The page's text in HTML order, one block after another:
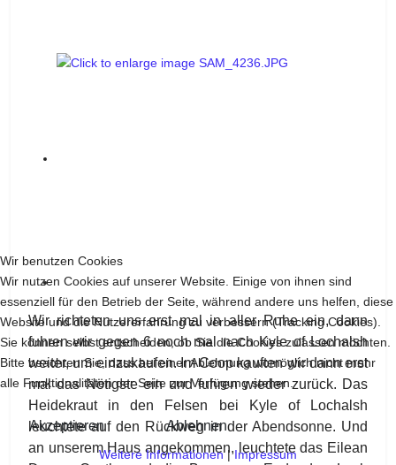
Wir richteten uns erst mal in aller Ruhe ein, dann
fuhren wir gegen 6 noch mal nach Kyle of Lochalsh
weiter, um einzukaufen. Im Coop kauften wir dann erst
mal das Nötigste ein und fuhren wieder zurück. Das
Heidekraut in den Felsen bei Kyle of Lochalsh
leuchtete auf den Rückweg in der Abendsonne. Und
an unserem Haus angekommen, leuchtete das Eilean
Wir benutzen Cookies
Wir nutzen Cookies auf unserer Website. Einige von ihnen sind
essenziell für den Betrieb der Seite, während andere uns helfen, diese
Website und die Nutzererfahrung zu verbessern (Tracking Cookies).
Sie können selbst entscheiden, ob Sie die Cookies zulassen möchten.
Bitte beachten Sie, dass bei einer Ablehnung womöglich nicht mehr
alle Funktionalitäten der Seite zur Verfügung stehen.
Akzeptieren Ablehnen
Weitere Informationen|Impressum